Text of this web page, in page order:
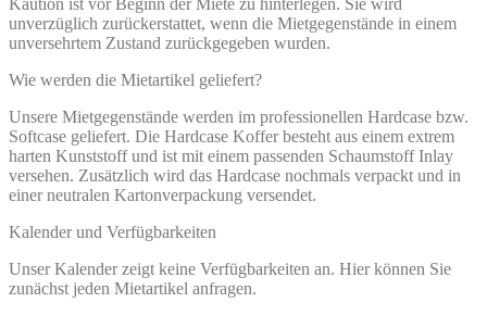
Kaution ist vor Beginn der Miete zu hinterlegen. Sie wird
unverzüglich zurückerstattet, wenn die Mietgegenstände in einem
unversehrtem Zustand zurückgegeben wurden.
Wie werden die Mietartikel geliefert?
Unsere Mietgegenstände werden im professionellen Hardcase bzw.
Softcase geliefert. Die Hardcase Koffer besteht aus einem extrem
harten Kunststoff und ist mit einem passenden Schaumstoff Inlay
versehen. Zusätzlich wird das Hardcase nochmals verpackt und in
einer neutralen Kartonverpackung versendet.
Kalender und Verfügbarkeiten
Unser Kalender zeigt keine Verfügbarkeiten an. Hier können Sie
zunächst jeden Mietartikel anfragen.